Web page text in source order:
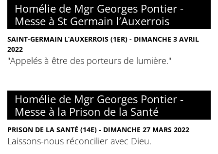
Homélie de Mgr Georges Pontier -
Messe à St Germain l’Auxerrois
SAINT-GERMAIN L’AUXERROIS (1ER) - DIMANCHE 3 AVRIL
2022
"Appelés à être des porteurs de lumière."
Homélie de Mgr Georges Pontier -
Messe à la Prison de la Santé
PRISON DE LA SANTÉ (14E) - DIMANCHE 27 MARS 2022
Laissons-nous réconcilier avec Dieu.